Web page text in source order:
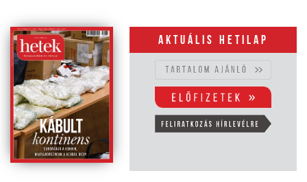
Aktuális hetilap